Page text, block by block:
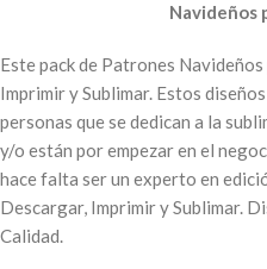
Navideños
Este pack de Patrones
Imprimir y Sublimar. Estos
personas que se dedican a la
y/o están por empezar en el
hace falta ser un experto en
Descargar, Imprimir y Sublimar.
Calidad.